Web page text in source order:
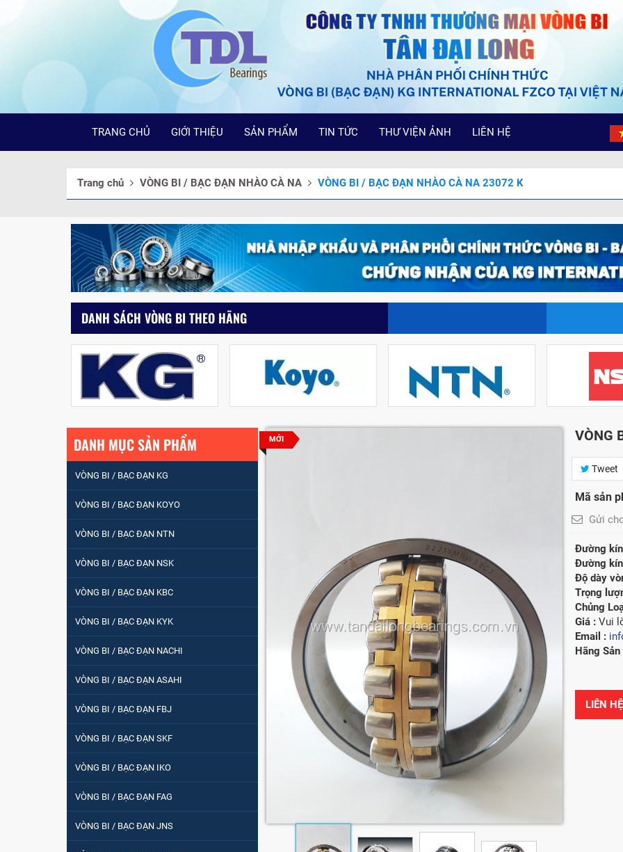
TRANG CHỦ GIỚI THIỆU SẢN PHẨM TIN TỨC THƯ VIỆN ẢNH LIÊN HỆ
Trang chủ VÒNG BI / BẠC ĐẠN NHÀO CÀ NA VÒNG BI / BẠC ĐẠN NHÀO CÀ NA 23072 K
DANH SÁCH VÒNG BI THEO HÃNG
MỚI VÒNG
Tweet
Mã sản
Gửi
Đường
Đường
Độ dày
Trọng
Chủng
Giá : Vui
Email :
Hãng
LIÊN
DANH MỤC SẢN PHẨM
VÒNG BI / BẠC ĐẠN KG
VÒNG BI / BẠC ĐẠN KOYO
VÒNG BI / BẠC ĐẠN NTN
VÒNG BI / BẠC ĐẠN NSK
VÒNG BI / BẠC ĐẠN KBC
VÒNG BI / BẠC ĐẠN KYK
VÒNG BI / BẠC ĐẠN NACHI
VÒNG BI / BẠC ĐẠN ASAHI
VÒNG BI / BẠC ĐẠN FBJ
VÒNG BI / BẠC ĐẠN SKF
VÒNG BI / BẠC ĐẠN IKO
VÒNG BI / BẠC ĐẠN FAG
VÒNG BI / BẠC ĐẠN JNS
NHÀO CÀ NA 24134
tròn : 698
5200
VÒNG BI / BẠC ĐẠN
CHÀ TRÒN 51105
VÒNG BI / BẠC ĐẠN